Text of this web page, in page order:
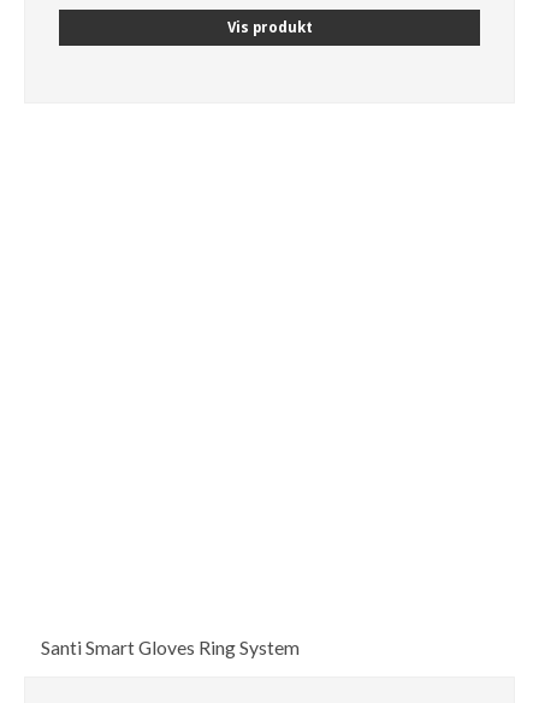
Vis produkt
Santi Smart Gloves Ring System